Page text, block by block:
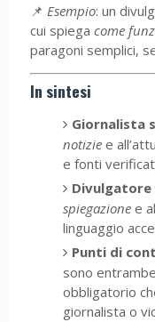
📌 Esempio: un
cui spiega come
paragoni semplici,
In sintesi
Giornalista
notizie e
e fonti
spiegazione e
linguaggio
Punti di
sono
obbligatorio
giornalista o